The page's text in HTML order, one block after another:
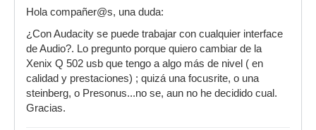
Hola compañer@s, una duda:
¿Con Audacity se puede trabajar con cualquier interface
de Audio?. Lo pregunto porque quiero cambiar de la
Xenix Q 502 usb que tengo a algo más de nivel ( en
calidad y prestaciones) ; quizá una focusrite, o una
steinberg, o Presonus...no se, aun no he decidido cual.
Gracias.